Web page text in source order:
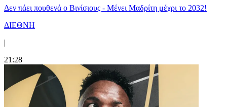
Δεν πάει πουθενά ο Βινίσιους - Μένει Μαδρίτη μέχρι το 2032!
ΔΙΕΘΝΗ
|
21:28